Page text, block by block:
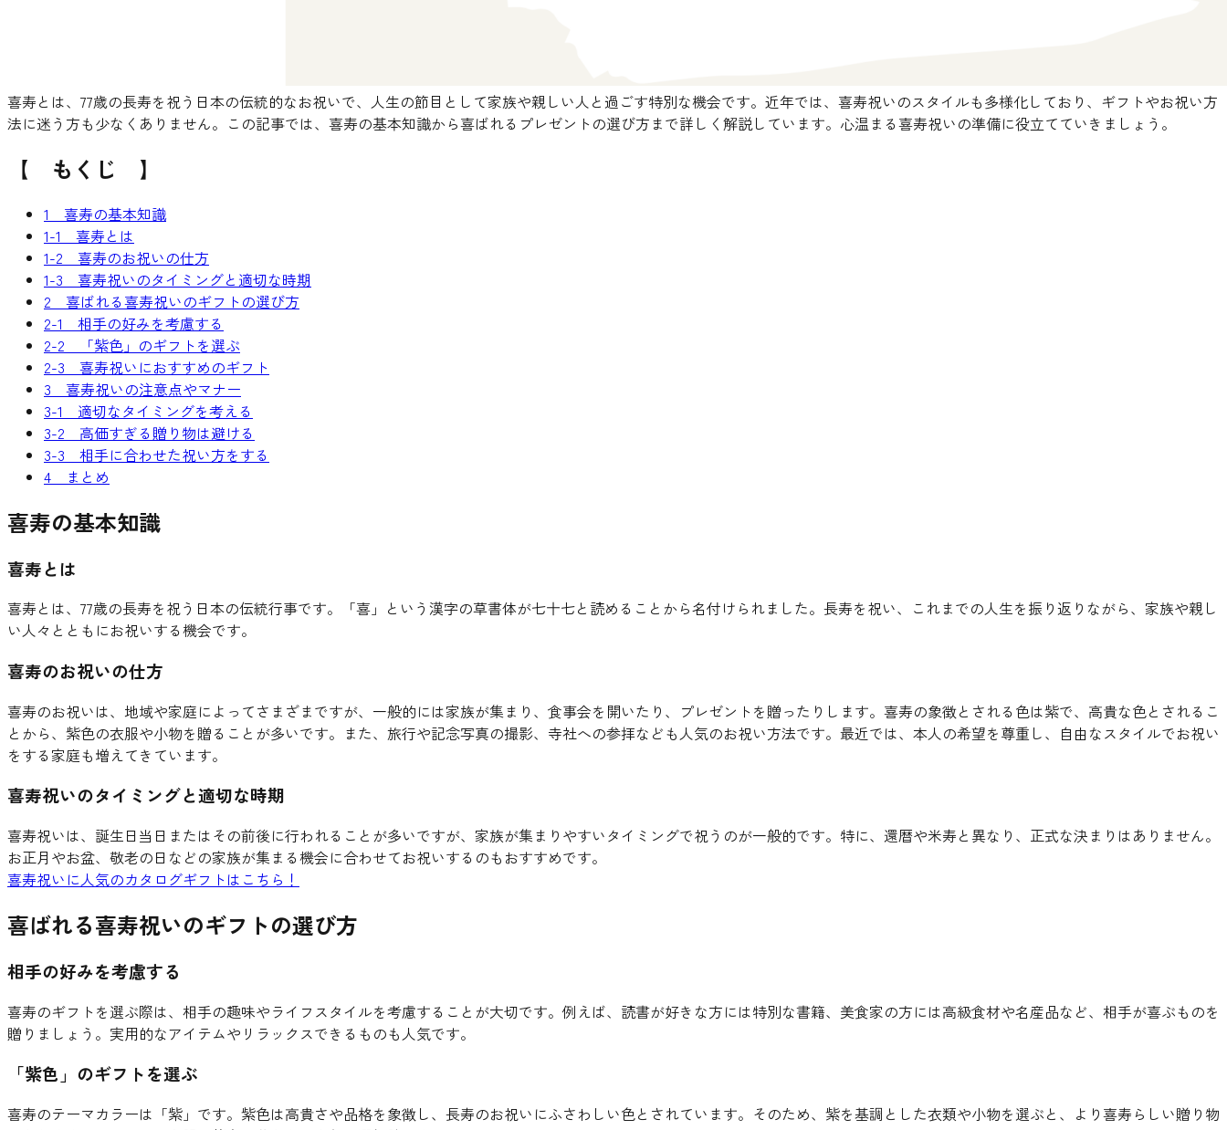
喜寿とは、77歳の長寿を祝う日本の伝統的なお祝いで、人生の節目として家族や親しい人と過ごす特別な機会です。近年では、喜寿祝いのスタイルも多様化しており、ギフトやお祝い方
法に迷う方も少なくありません。この記事では、喜寿の基本知識から喜ばれるプレゼントの選び方まで詳しく解説しています。心温まる喜寿祝いの準備に役立てていきましょう。
【 もくじ 】
1 喜寿の基本知識
1-1 喜寿とは
1-2 喜寿のお祝いの仕方
1-3 喜寿祝いのタイミングと適切な時期
2 喜ばれる喜寿祝いのギフトの選び方
2-1 相手の好みを考慮する
2-2 「紫色」のギフトを選ぶ
2-3 喜寿祝いにおすすめのギフト
3 喜寿祝いの注意点やマナー
3-1 適切なタイミングを考える
3-2 高価すぎる贈り物は避ける
3-3 相手に合わせた祝い方をする
4 まとめ
喜寿の基本知識
喜寿とは
喜寿とは、77歳の長寿を祝う日本の伝統行事です。「喜」という漢字の草書体が七十七と読めることから名付けられました。長寿を祝い、これまでの人生を振り返りながら、家族や親し
い人々とともにお祝いする機会です。
喜寿のお祝いの仕方
喜寿のお祝いは、地域や家庭によってさまざまですが、一般的には家族が集まり、食事会を開いたり、プレゼントを贈ったりします。喜寿の象徴とされる色は紫で、高貴な色とされるこ
とから、紫色の衣服や小物を贈ることが多いです。また、旅行や記念写真の撮影、寺社への参拝なども人気のお祝い方法です。最近では、本人の希望を尊重し、自由なスタイルでお祝い
をする家庭も増えてきています。
喜寿祝いのタイミングと適切な時期
喜寿祝いは、誕生日当日またはその前後に行われることが多いですが、家族が集まりやすいタイミングで祝うのが一般的です。特に、還暦や米寿と異なり、正式な決まりはありません。
お正月やお盆、敬老の日などの家族が集まる機会に合わせてお祝いするのもおすすめです。
喜寿祝いに人気のカタログギフトはこちら！
喜ばれる喜寿祝いのギフトの選び方
相手の好みを考慮する
喜寿のギフトを選ぶ際は、相手の趣味やライフスタイルを考慮することが大切です。例えば、読書が好きな方には特別な書籍、美食家の方には高級食材や名産品など、相手が喜ぶものを
贈りましょう。実用的なアイテムやリラックスできるものも人気です。
「紫色」のギフトを選ぶ
喜寿のテーマカラーは「紫」です。紫色は高貴さや品格を象徴し、長寿のお祝いにふさわしい色とされています。そのため、紫を基調とした衣類や小物を選ぶと、より喜寿らしい贈り物